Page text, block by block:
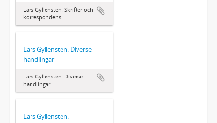
Lars Gyllensten: Skrifter och
korrespondens
Lars Gyllensten: Diverse
handlingar
Lars Gyllensten: Diverse
handlingar
Lars Gyllensten: